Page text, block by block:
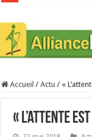
Stress thermique :
40 ans du Space : une
La collecte de lait de
Accueil / Actu / «
« L’attente